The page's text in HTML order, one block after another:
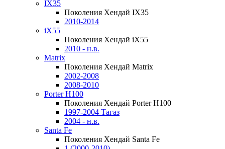
IX35
Поколения Хендай IX35
2010-2014
iX55
Поколения Хендай iX55
2010 - н.в.
Matrix
Поколения Хендай Matrix
2002-2008
2008-2010
Porter H100
Поколения Хендай Porter H100
1997-2004 Тагаз
2004 - н.в.
Santa Fe
Поколения Хендай Santa Fe